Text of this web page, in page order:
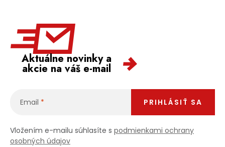
Aktuálne novinky a
akcie na váš e-mail
Email
Vložením e-mailu súhlasíte s podmienkami ochrany
osobných údajov
PRIHLÁSIŤ SA